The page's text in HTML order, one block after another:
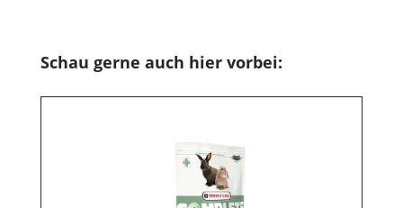
Produktgalerie überspringen
Schau gerne auch hier vorbei: